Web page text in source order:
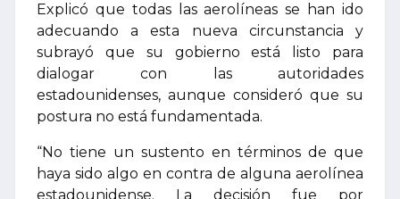
Explicó que todas las aerolíneas se han ido
adecuando a esta nueva circunstancia y
subrayó que su gobierno está listo para
dialogar con las autoridades
estadounidenses, aunque consideró que su
postura no está fundamentada.
“No tiene un sustento en términos de que
haya sido algo en contra de alguna aerolínea
estadounidense. La decisión fue por